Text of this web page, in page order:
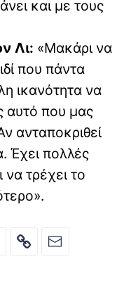
και με τους
Λι: «Μακάρι να
που πάντα
ικανότητα να
αυτό που μας
ανταποκριθεί
Έχει πολλές
να τρέχει το